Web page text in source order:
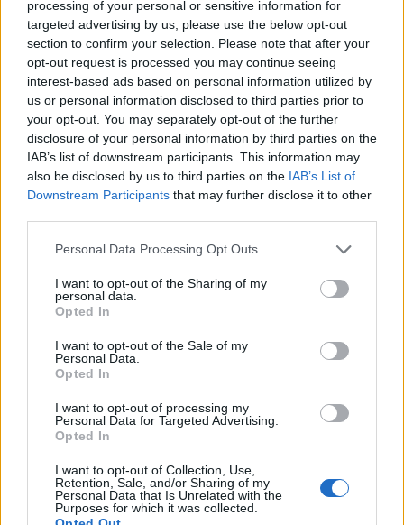
processing of your personal or sensitive information for
targeted advertising by us, please use the below opt-out
section to confirm your selection. Please note that after your
opt-out request is processed you may continue seeing
interest-based ads based on personal information utilized by
us or personal information disclosed to third parties prior to
your opt-out. You may separately opt-out of the further
disclosure of your personal information by third parties on the
IAB’s list of downstream participants. This information may
also be disclosed by us to third parties on the IAB’s List of
Downstream Participants that may further disclose it to other
Personal Data Processing Opt Outs
I want to opt-out of the Sharing of my
personal data.
Opted In
I want to opt-out of the Sale of my
Personal Data.
Opted In
I want to opt-out of processing my
Personal Data for Targeted Advertising.
Opted In
I want to opt-out of Collection, Use,
Retention, Sale, and/or Sharing of my
Personal Data that Is Unrelated with the
Purposes for which it was collected.
Blind kan bij Ajax de speler naast Míchel worden
“Twente was toen niet haalbaar”: Weghorst blikt
terug op Ajax-keuze
De transferprioriteiten van Ajax worden steeds
duidelijker
Ajax begint voorbereiding met nederlaag: zo ziet
de route naar PEC eruit
Zo overtuigde PSV Sven Mijnans en bleef Ajax
Waarom steeds meer sleutelfiguren Ajax
Steijn: ‘Bergwijn was niet mijn eerste keus als
Van Gaal-vertrek markeert einde van bestuurlijke
Ajax-fase